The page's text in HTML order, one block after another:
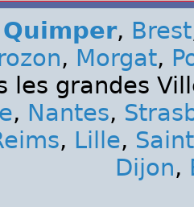
Quimper, Brest
, Morgat,
les grandes
, Nantes,
, Lille,
Dijon,